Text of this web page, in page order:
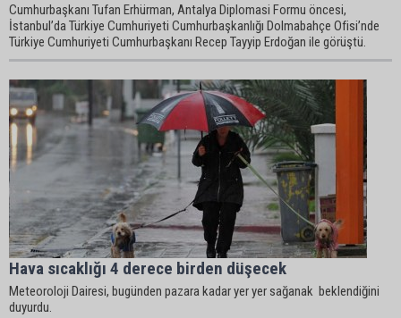
Cumhurbaşkanı Tufan Erhürman, Antalya Diplomasi Formu öncesi,
İstanbul’da Türkiye Cumhuriyeti Cumhurbaşkanlığı Dolmabahçe Ofisi’nde
Türkiye Cumhuriyeti Cumhurbaşkanı Recep Tayyip Erdoğan ile görüştü.
Hava sıcaklığı 4 derece birden düşecek
Meteoroloji Dairesi, bugünden pazara kadar yer yer sağanak beklendiğini
duyurdu.